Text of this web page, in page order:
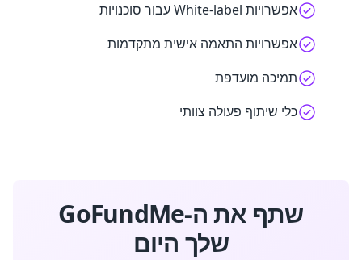
אפשרויות White-label עבור סוכנויות
אפשרויות התאמה אישית מתקדמות
תמיכה מועדפת
כלי שיתוף פעולה צוותי
שתף את ה-GoFundMe
שלך היום